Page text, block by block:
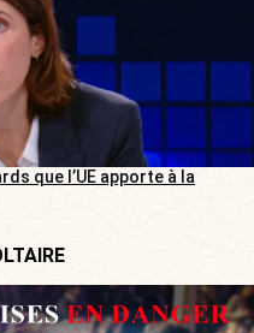
que l’UE apporte à la